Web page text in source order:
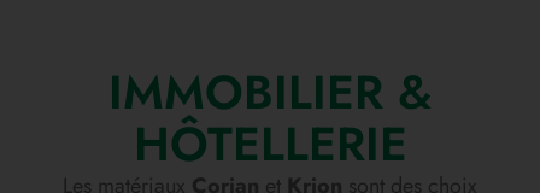
IMMOBILIER &
HÔTELLERIE
Les matériaux Corian et Krion sont des choix